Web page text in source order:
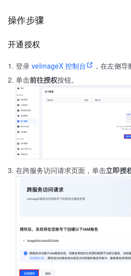
操作步骤
开通授权
登录 veImageX 控制台 ，在左侧
单击前往授权按钮。
在跨服务访问请求页面，单击立即授